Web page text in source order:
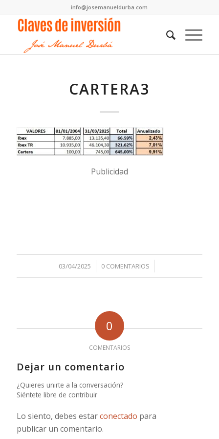
info@josemanueldurba.com
CARTERA3
Publicidad
03/04/2025
/ 0 COMENTARIOS
/
0
COMENTARIOS
Dejar un comentario
¿Quieres unirte a la conversación?
Siéntete libre de contribuir
Lo siento, debes estarconectado para
publicar un comentario.